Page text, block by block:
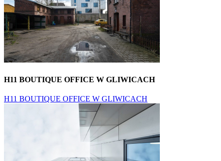
H11 BOUTIQUE OFFICE W GLIWICACH
H11 BOUTIQUE OFFICE W GLIWICACH